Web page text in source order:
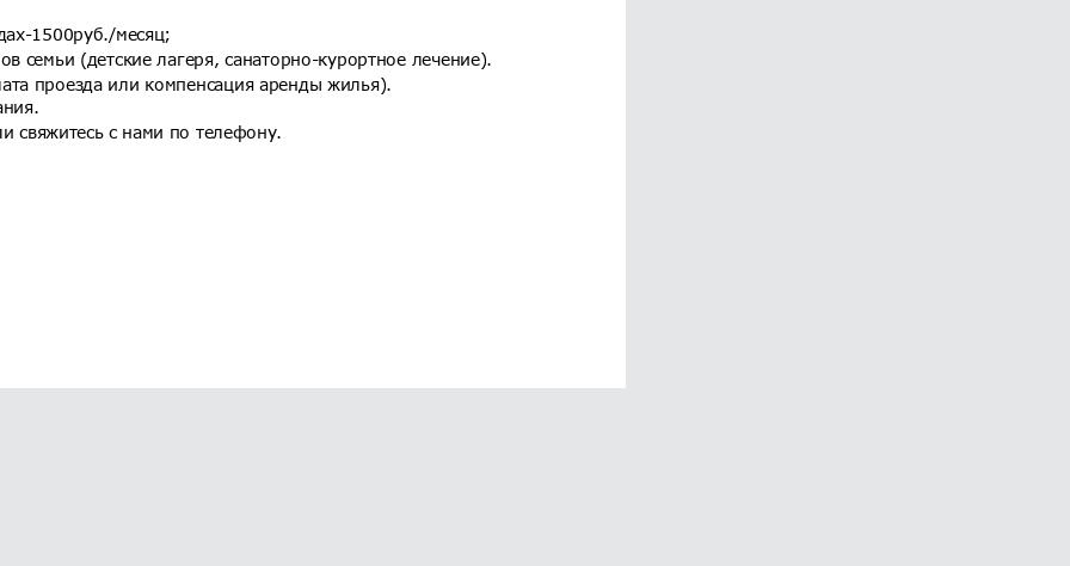
1500руб./месяц;
семьи (детские лагеря, санаторно-курортное лечение).
проезда или компенсация аренды жилья).
свяжитесь с нами по телефону.